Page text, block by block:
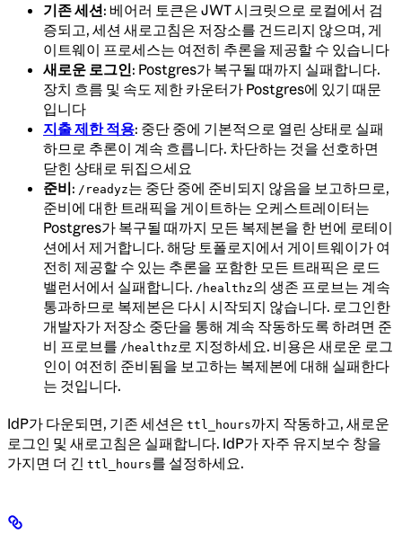
기존 세션: 베어러 토큰은 JWT 시크릿으로 로컬에서 검
증되고, 세션 새로고침은 저장소를 건드리지 않으며, 게
이트웨이 프로세스는 여전히 추론을 제공할 수 있습니다
새로운 로그인: Postgres가 복구될 때까지 실패합니다.
장치 흐름 및 속도 제한 카운터가 Postgres에 있기 때문
입니다
지출 제한 적용: 중단 중에 기본적으로 열린 상태로 실패
하므로 추론이 계속 흐릅니다. 차단하는 것을 선호하면
닫힌 상태로 뒤집으세요
준비: /readyz는 중단 중에 준비되지 않음을 보고하므로,
준비에 대한 트래픽을 게이트하는 오케스트레이터는
Postgres가 복구될 때까지 모든 복제본을 한 번에 로테이
션에서 제거합니다. 해당 토폴로지에서 게이트웨이가 여
전히 제공할 수 있는 추론을 포함한 모든 트래픽은 로드
밸런서에서 실패합니다. /healthz의 생존 프로브는 계속
통과하므로 복제본은 다시 시작되지 않습니다. 로그인한
개발자가 저장소 중단을 통해 계속 작동하도록 하려면 준
비 프로브를 /healthz로 지정하세요. 비용은 새로운 로그
인이 여전히 준비됨을 보고하는 복제본에 대해 실패한다
는 것입니다.
IdP가 다운되면, 기존 세션은 ttl_hours까지 작동하고, 새로운
로그인 및 새로고침은 실패합니다. IdP가 자주 유지보수 창을
가지면 더 긴 ttl_hours를 설정하세요.